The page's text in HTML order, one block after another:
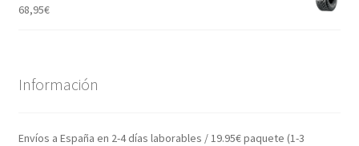
68,95€
Información
Envíos a España en 2-4 días laborables / 19.95€ paquete (1-3